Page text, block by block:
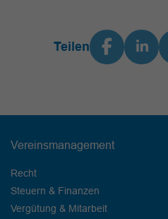
Teilen
Vereinsmanagement
Recht
Steuern & Finanzen
Vergütung & Mitarbeit